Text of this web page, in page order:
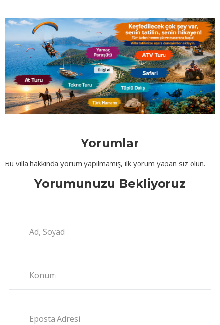
Yorumlar
Bu villa hakkında yorum yapılmamış, ilk yorum yapan siz olun.
Yorumunuzu Bekliyoruz
Ad, Soyad
Konum
Eposta Adresi